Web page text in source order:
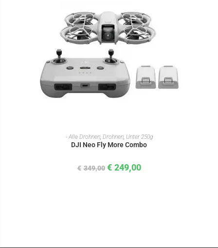
IN DEN WARENKORB
- Alle Drohnen, Drohnen, Unter 250g
DJI Neo Fly More Combo
€ 349,00 € 249,00